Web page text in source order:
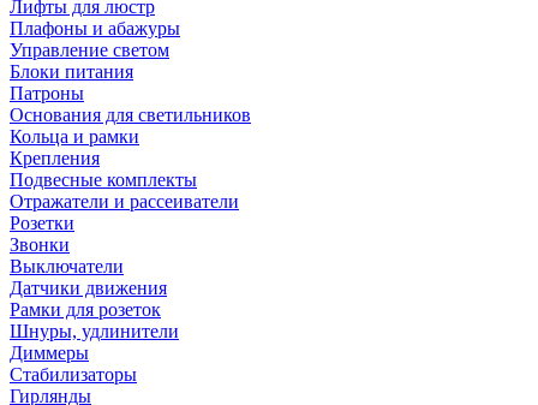
Лифты для люстр
Плафоны и абажуры
Управление светом
Блоки питания
Патроны
Основания для светильников
Кольца и рамки
Крепления
Подвесные комплекты
Отражатели и рассеиватели
Розетки
Звонки
Выключатели
Датчики движения
Рамки для розеток
Шнуры, удлинители
Диммеры
Стабилизаторы
Гирлянды